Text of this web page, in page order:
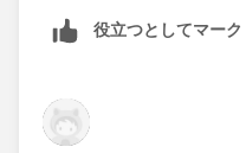
役立つとしてマーク